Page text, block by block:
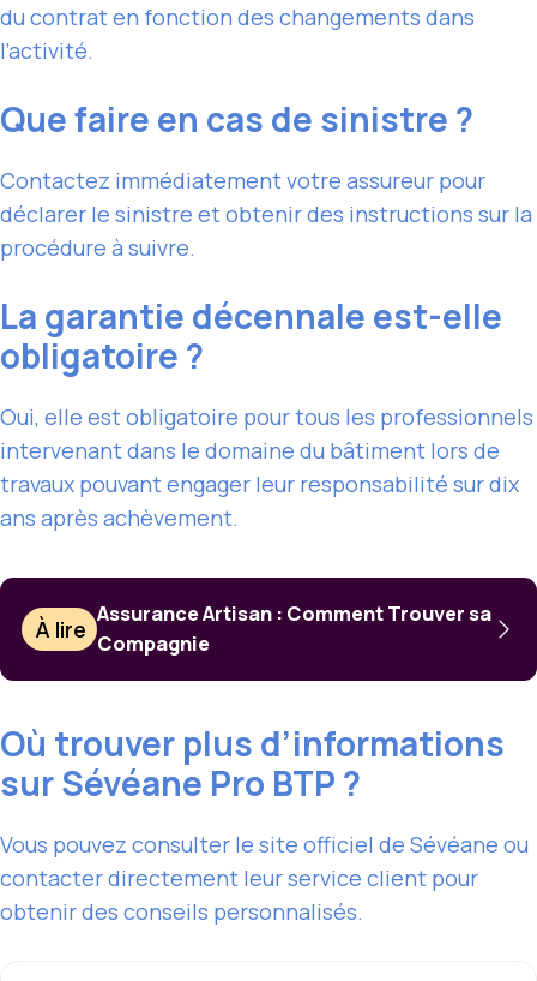
du contrat en fonction des changements dans
l’activité.
Que faire en cas de sinistre ?
Contactez immédiatement votre assureur pour
déclarer le sinistre et obtenir des instructions sur la
procédure à suivre.
La garantie décennale est-elle
obligatoire ?
Oui, elle est obligatoire pour tous les professionnels
intervenant dans le domaine du bâtiment lors de
travaux pouvant engager leur responsabilité sur dix
ans après achèvement.
À lire
Assurance Artisan : Comment Trouver sa
Compagnie
Où trouver plus d’informations
sur Sévéane Pro BTP ?
Vous pouvez consulter le site officiel de Sévéane ou
contacter directement leur service client pour
obtenir des conseils personnalisés.